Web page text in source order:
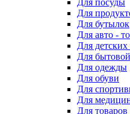
Для посуды
Для
Для бутылок
Для авто -
Для детских
Для
Для одежды
Для обуви
Для
Для
Для товаров